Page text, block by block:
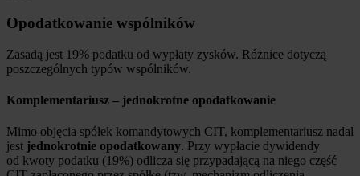
Opodatkowanie wspólników
Zasadą jest 19% podatku od wypłaty zysków. Różnice dotyczą
poszczególnych typów wspólników.
Komplementariusz – jednokrotne opodatkowanie
Mimo objęcia spółek komandytowych CIT, komplementariusz nadal
jest jednokrotnie opodatkowany. Przy wypłacie dywidendy
od kwoty podatku (19%) odlicza się przypadającą na niego część